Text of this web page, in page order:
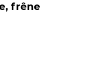
frêne